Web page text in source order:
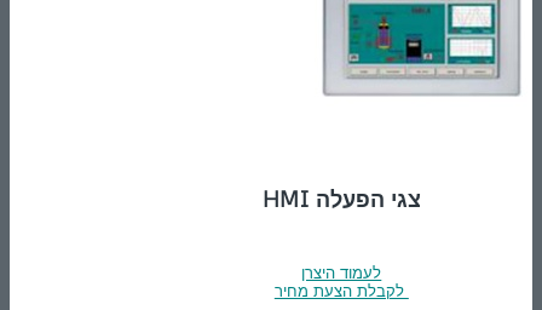
צגי הפעלה HMI
לעמוד היצרן
לקבלת הצעת מחיר